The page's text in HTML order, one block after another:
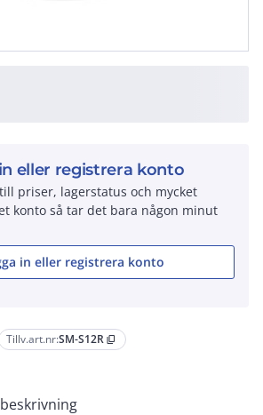
Tillv.art.nr:SM-S12R content_copy
eller registrera konto
priser, lagerstatus och mycket
konto så tar det bara någon minut
in eller registrera konto